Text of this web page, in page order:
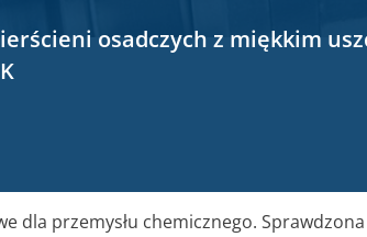
osadczych z miękkim
dla przemysłu chemicznego.